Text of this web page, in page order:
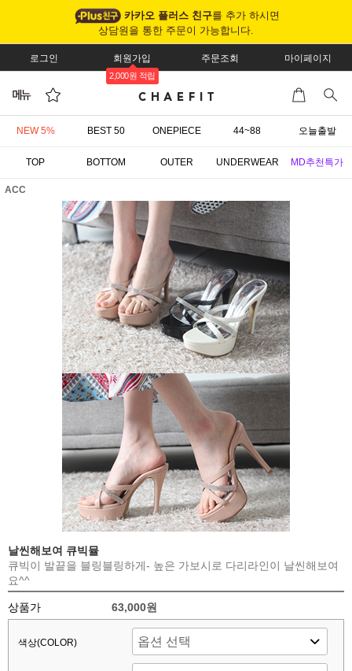
카카오 플러스 친구를 추가 하시면
상담원을 통한 주문이 가능합니다.
로그인 회원가입
2,000원 적립
주문조회 마이페이지
NEW 5% BEST 50 ONEPIECE 44~88 오늘출발
TOP BOTTOM OUTER UNDERWEAR MD추천특가
ACC
날씬해보여 큐빅뮬
큐빅이 발끝을 블링블링하게- 높은 가보시로 다리라인이 날씬해보여
요^^
상품가 63,000원
색상(COLOR)